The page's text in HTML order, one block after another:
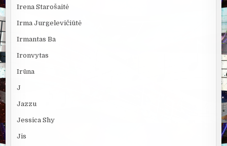
Irena Starošaitė
Irma Jurgelevičiūtė
Irmantas Ba
Ironvytas
Irūna
J
Jazzu
Jessica Shy
Jis